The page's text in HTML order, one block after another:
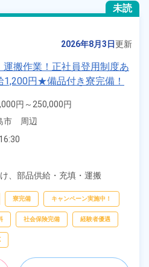
未読
2026年8月3日更新
搬作業！正社員登用制度あ
1,200円★備品付き寮完備！
～40代の男性活躍中！《静
円～250,000円
～1,200円
市　周辺
、 部品供給・充填・運搬
寮完備 キャンペーン実施中！
社会保険完備 経験者優遇